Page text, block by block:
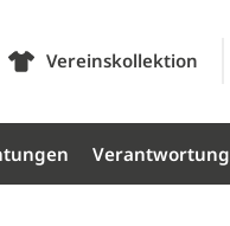
Vereinskollektion
Verantwortung